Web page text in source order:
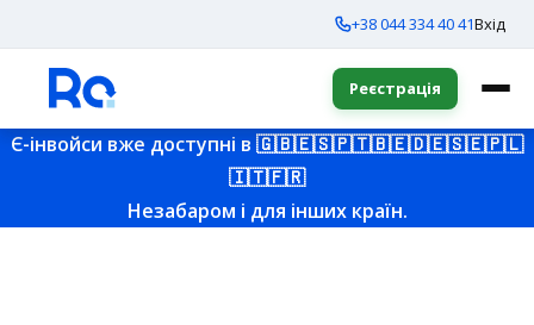
+38 044 334 40 41Вхід
Реєстрація
Є-інвойси вже доступні в 🇬🇧🇪🇸🇵🇹🇧🇪🇩🇪🇸🇪🇵🇱
🇮🇹🇫🇷
Незабаром і для інших країн.